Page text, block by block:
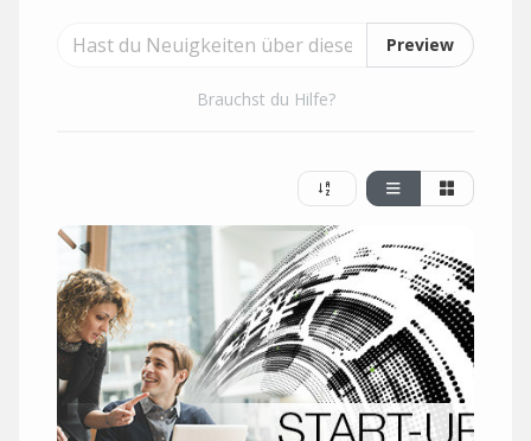
Preview
Brauchst du Hilfe?